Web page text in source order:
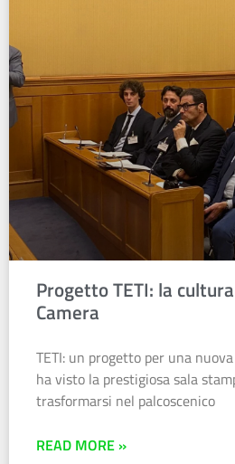
Progetto TETI: la
Camera
TETI: un progetto per una
ha visto la prestigiosa sala
trasformarsi nel palcoscenico
READ MORE »